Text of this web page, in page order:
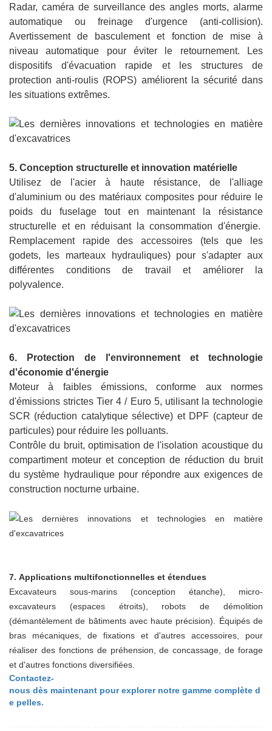
Radar, caméra de surveillance des angles morts, alarme
automatique ou freinage d'urgence (anti-collision).
Avertissement de basculement et fonction de mise à
niveau automatique pour éviter le retournement. Les
dispositifs d'évacuation rapide et les structures de
protection anti-roulis (ROPS) améliorent la sécurité dans
les situations extrêmes.
5. Conception structurelle et innovation matérielle
Utilisez de l'acier à haute résistance, de l'alliage
d'aluminium ou des matériaux composites pour réduire le
poids du fuselage tout en maintenant la résistance
structurelle et en réduisant la consommation d'énergie.
Remplacement rapide des accessoires (tels que les
godets, les marteaux hydrauliques) pour s'adapter aux
différentes conditions de travail et améliorer la
polyvalence.
6. Protection de l'environnement et technologie
d'économie d'énergie
Moteur à faibles émissions, conforme aux normes
d'émissions strictes Tier 4 / Euro 5, utilisant la technologie
SCR (réduction catalytique sélective) et DPF (capteur de
particules) pour réduire les polluants.
Contrôle du bruit, optimisation de l'isolation acoustique du
compartiment moteur et conception de réduction du bruit
du système hydraulique pour répondre aux exigences de
construction nocturne urbaine.
7. Applications multifonctionnelles et étendues
Excavateurs sous-marins (conception étanche), micro-
excavateurs (espaces étroits), robots de démolition
(démantèlement de bâtiments avec haute précision). Équipés de
bras mécaniques, de fixations et d'autres accessoires, pour
réaliser des fonctions de préhension, de concassage, de forage
et d'autres fonctions diversifiées.
Contactez-
nous dès maintenant pour explorer notre gamme complète d
e pelles.